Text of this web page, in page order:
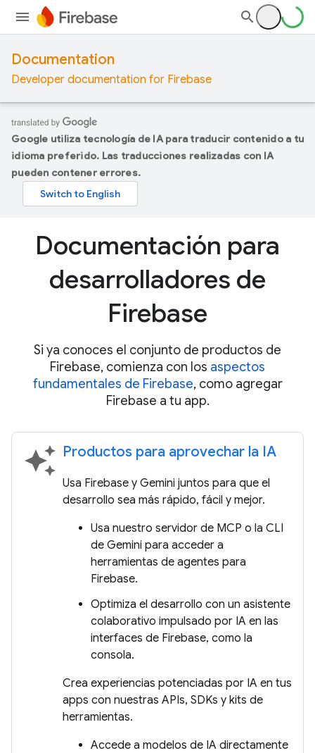
Documentation
Developer documentation for Firebase
Google utiliza tecnología de IA para traducir contenido a tu
idioma preferido. Las traducciones realizadas con IA
pueden contener errores.
Documentación para
desarrolladores de
Firebase
Si ya conoces el conjunto de productos de
Firebase, comienza con los aspectos
fundamentales de Firebase, como agregar
Firebase a tu app.
auto_awesome Productos para aprovechar la IA
Usa Firebase y Gemini juntos para que el
desarrollo sea más rápido, fácil y mejor.
Usa nuestro servidor de MCP o la CLI
de Gemini para acceder a
herramientas de agentes para
Firebase.
Optimiza el desarrollo con un asistente
colaborativo impulsado por IA en las
interfaces de Firebase, como la
consola.
Crea experiencias potenciadas por IA en tus
apps con nuestras APIs, SDKs y kits de
herramientas.
Accede a modelos de IA directamente